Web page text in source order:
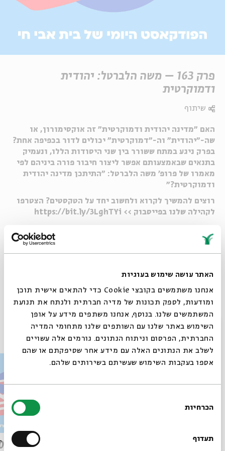
האתר עושה שימוש בעוגיות
אנחנו משתמשים בקובצי Cookie כדי להתאים אישית תוכן
ומודעות, לספק תכונות של מדיה חברתית ולנתח את תנועת
המשתמשים שלנו. בנוסף, אנחנו משתפים מידע על אופן
השימוש באתר שלנו עם השותפים שלנו מתחומי המדיה
החברתית, הפרסום וניתוח הנתונים. גורמים אלה עשויים
לשלב את הנתונים האלה עם מידע אחר שסיפקתם או שהם
אספו בעקבות השימוש שעשיתם בשירותים שלהם.
הסכמה
הכרחיות
תעדוף
פרק 163 – משה הלברטל: יהודית
ודמוקרטית
האם ״מדינה יהודית ודמוקרטית״ זה אוקסימורון, או
שה-״יהודית״ וה-״דמוקרטית״ יכולים לדור בכפיפה אחת?
בפרק ניגע במתח ששורר בין שני היסודות הללו, ונעמיק
בתנאים שבאמצעותם אפשר ליצור חיבור פורה ביניהם לפי
מאמרו של פרופ' משה הלברטל: "התיתכן מדינה יהודית
ודמוקרטית?"
רוצים להמשיך לקרוא ולחשוב יחד על הטקסטים? הצטרפו
לקהילה שלנו בפייסבוק >> https://bit.ly/3LghTYi
https://spoti.fi/4fAsme6
שיתוף
פרקים נוספים בסדרה סגור